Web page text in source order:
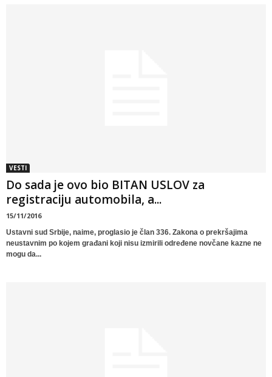
VESTI
Do sada je ovo bio BITAN USLOV za
registraciju automobila, a...
15/11/2016
Ustavni sud Srbije, naime, proglasio je član 336. Zakona o prekršajima
neustavnim po kojem građani koji nisu izmirili određene novčane kazne ne
mogu da...